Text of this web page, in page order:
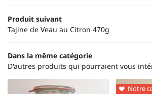
Produit suivant
Tajine de Veau au Citron 470g
Dans la même catégorie
D'autres produits qui pourraient vous
 Notre